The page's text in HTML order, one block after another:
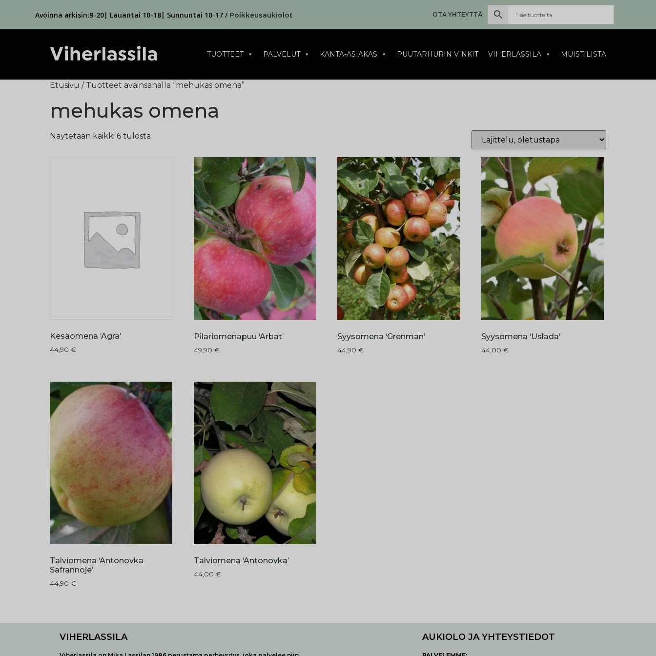
Avoinna arkisin:9-20| Lauantai 10-18| Sunnuntai 10-17 / Poikkeusaukiolot OTA YHTEYTTÄ
TUOTTEET PALVELUT KANTA-ASIAKAS PUUTARHURIN VINKIT VIHERLASSILA MUISTILISTA
Etusivu / Tuotteet avainsanalla “mehukas omena”
mehukas omena
Näytetään kaikki 6 tulosta
Kesäomena ‘Agra’
44,90 €
Pilariomenapuu ‘Arbat’
49,90 €
Syysomena ‘Grenman’
44,90€
Syysomena ‘Uslada’
44,00€
Talviomena ‘Antonovka
Safrannoje’
44,90 €
Talviomena ‘Antonovka’
44,00 €
VIHERLASSILA AUKIOLO JA YHTEYSTIEDOT